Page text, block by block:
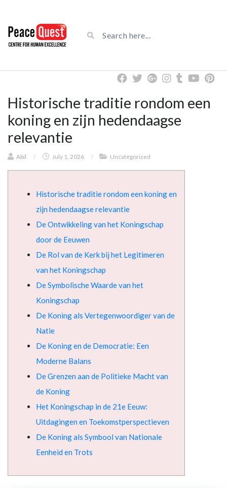
Historische traditie rondom een
koning en zijn hedendaagse
relevantie
Abil / July 1, 2026 / Uncategorized
Historische traditie rondom een koning en
zijn hedendaagse relevantie
De Ontwikkeling van het Koningschap
door de Eeuwen
De Rol van de Kerk bij het Legitimeren
van het Koningschap
De Symbolische Waarde van het
Koningschap
De Koning als Vertegenwoordiger van de
Natie
De Koning en de Democratie: Een
Moderne Balans
De Grenzen aan de Politieke Macht van
de Koning
Het Koningschap in de 21e Eeuw:
Uitdagingen en Toekomstperspectieven
De Koning als Symbool van Nationale
Eenheid en Trots